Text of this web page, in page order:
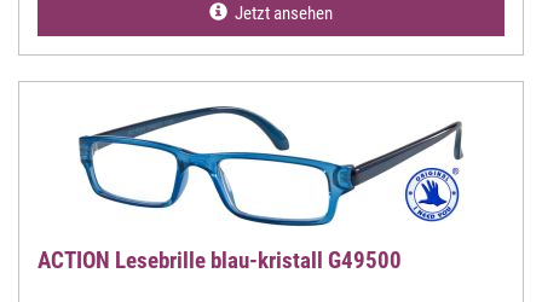
Jetzt ansehen
ACTION Lesebrille blau-kristall G49500